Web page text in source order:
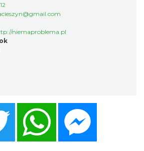
niemaproblema.pl
Twitter WhatsApp